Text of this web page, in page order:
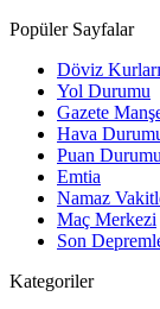
Popüler Sayfalar
Döviz Kurları
Yol Durumu
Gazete
Hava
Puan Durumu
Emtia
Namaz
Maç Merkezi
Son
Kategoriler